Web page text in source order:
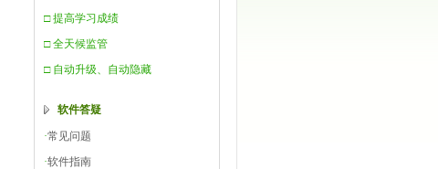
□ 提高学习成绩
□ 全天候监管
□ 自动升级、自动隐藏
软件答疑
·常见问题
·软件指南